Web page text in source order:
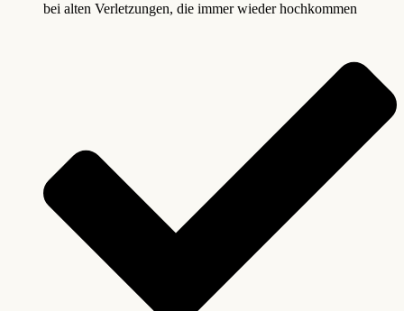
bei alten Verletzungen, die immer wieder hochkommen